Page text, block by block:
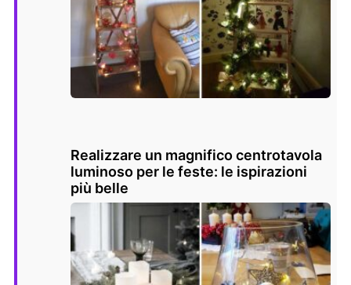
Realizzare un magnifico centrotavola
luminoso per le feste: le ispirazioni
più belle